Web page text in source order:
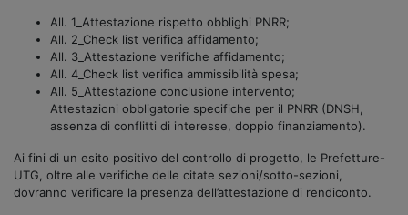
All. 1_Attestazione rispetto obblighi PNRR;
All. 2_Check list verifica affidamento;
All. 3_Attestazione verifiche affidamento;
All. 4_Check list verifica ammissibilità spesa;
All. 5_Attestazione conclusione intervento;
Attestazioni obbligatorie specifiche per il PNRR (DNSH,
assenza di conflitti di interesse, doppio finanziamento).
Ai fini di un esito positivo del controllo di progetto, le Prefetture-
UTG, oltre alle verifiche delle citate sezioni/sotto-sezioni,
dovranno verificare la presenza dell’attestazione di rendiconto.